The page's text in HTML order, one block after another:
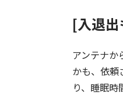
[入退出
アンテナか
かも、依頼
り、睡眠